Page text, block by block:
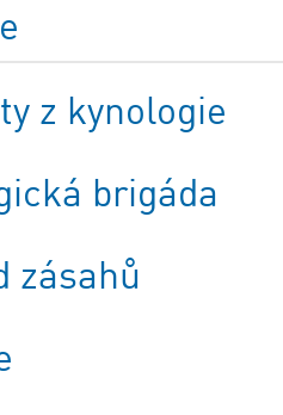
z kynologie
brigáda
zásahů